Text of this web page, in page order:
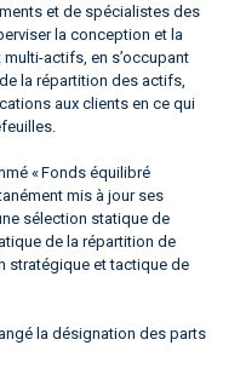
et de spécialistes des
la conception et la
actifs, en s’occupant
la répartition des actifs,
aux clients en ce qui
« Fonds équilibré
mis à jour ses
sélection statique de
de la répartition de
stratégique et tactique de
la désignation des parts